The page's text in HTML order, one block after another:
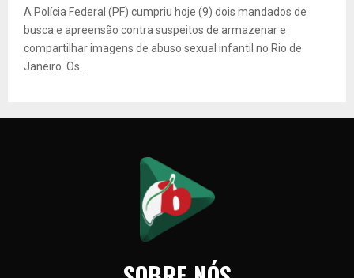
A Polícia Federal (PF) cumpriu hoje (9) dois mandados de
busca e apreensão contra suspeitos de armazenar e
compartilhar imagens de abuso sexual infantil no Rio de
Janeiro. Os...